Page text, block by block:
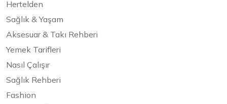
Hertelden
Sağlık & Yaşam
Aksesuar & Takı Rehberi
Yemek Tarifleri
Nasıl Çalışır
Sağlık Rehberi
Fashion